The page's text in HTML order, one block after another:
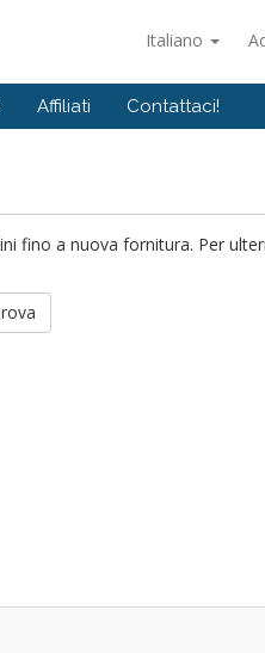
Italiano
Affiliati Contattaci!
fino a nuova fornitura. Per